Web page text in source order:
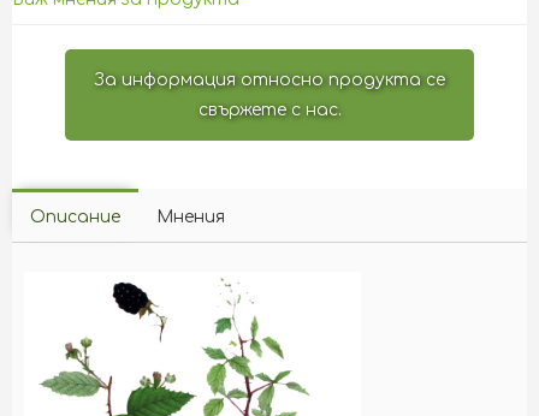
За информация относно продукта се
свържете с нас.
Описание Мнения